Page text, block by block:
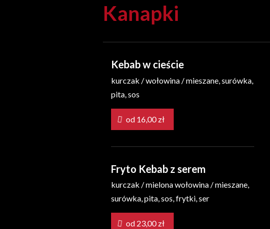
Kanapki
Kebab w cieście
kurczak / wołowina / mieszane, surówka,
pita, sos
Fryto Kebab z serem
kurczak / mielona wołowina / mieszane,
surówka, pita, sos, frytki, ser